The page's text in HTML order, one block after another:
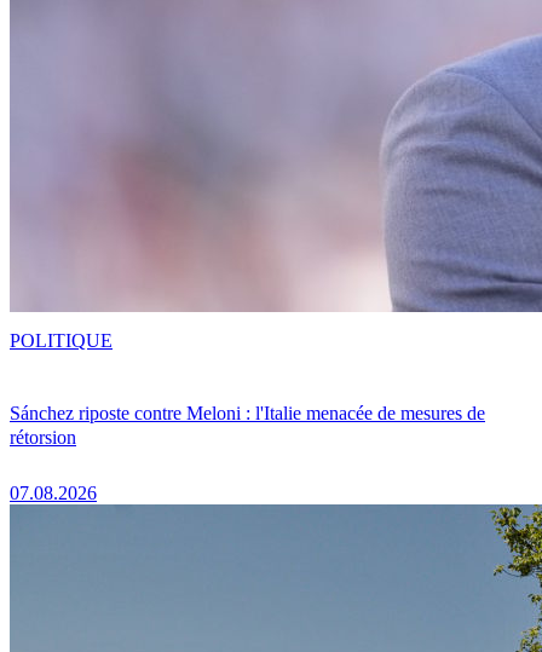
Sánchez riposte contre Meloni : l'Italie menacée de mesures de
rétorsion
07.08.2026
POLITIQUE